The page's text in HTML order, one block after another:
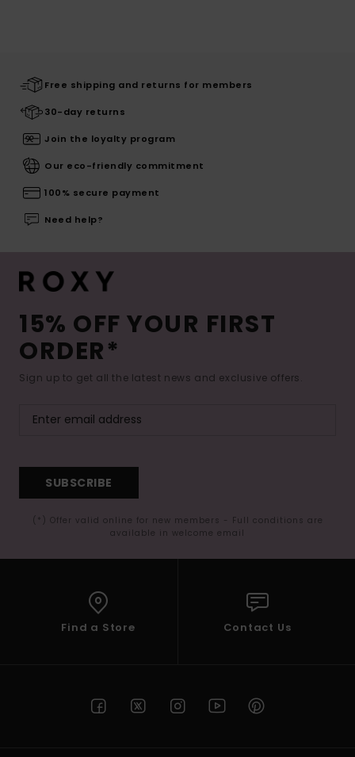
Free shipping and returns for members
30-day returns
Join the loyalty program
Our eco-friendly commitment
100% secure payment
Need help?
15% OFF YOUR FIRST
ORDER*
Sign up to get all the latest news and exclusive offers.
SUBSCRIBE
(*) Offer valid online for new members - Full conditions are
available in welcome email
Find a Store Contact Us